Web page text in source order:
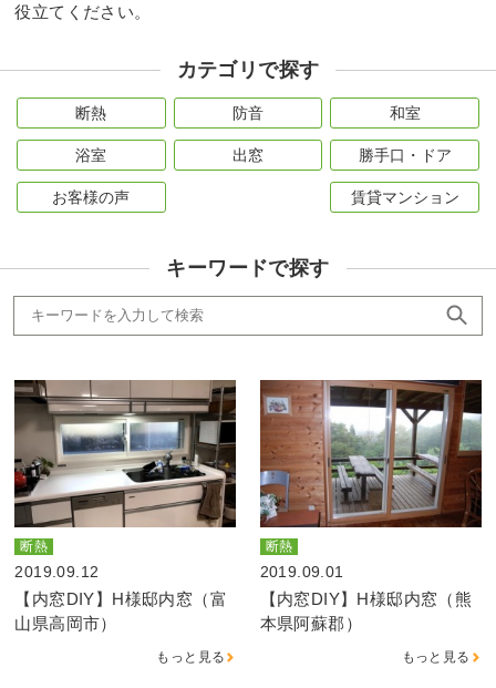
役立てください。
カテゴリで探す
断熱 防音 和室
浴室 出窓 勝手口・ドア
お客様の声 賃貸マンション
キーワードで探す
断熱
2019.09.12
【内窓DIY】H様邸内窓（富
山県高岡市）
もっと見る
断熱
2019.09.01
【内窓DIY】H様邸内窓（熊
本県阿蘇郡）
もっと見る